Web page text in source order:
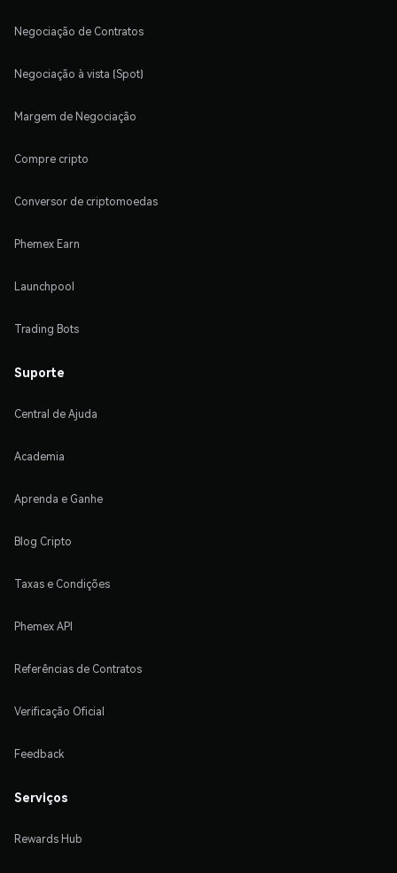
Negociação de Contratos
Negociação à vista (Spot)
Margem de Negociação
Compre cripto
Conversor de criptomoedas
Phemex Earn
Launchpool
Trading Bots
Suporte
Central de Ajuda
Academia
Aprenda e Ganhe
Blog Cripto
Taxas e Condições
Phemex API
Referências de Contratos
Verificação Oficial
Feedback
Serviços
Rewards Hub